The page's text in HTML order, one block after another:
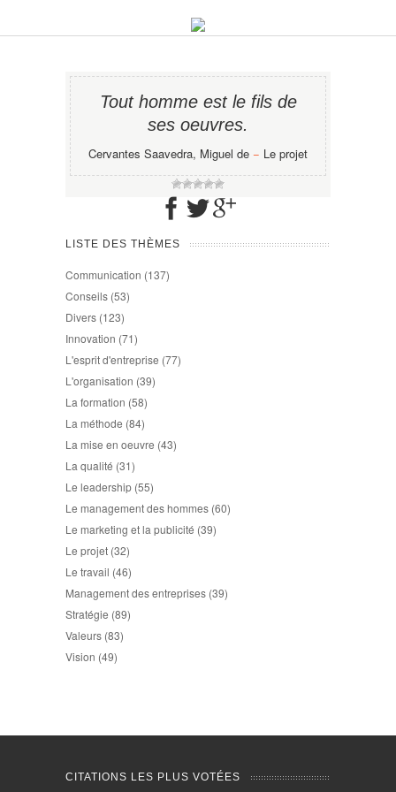
Tout homme est le fils de
ses oeuvres.
Cervantes Saavedra, Miguel de − Le projet
LISTE DES THÈMES
Communication (137)
Conseils (53)
Divers (123)
Innovation (71)
L'esprit d'entreprise (77)
L'organisation (39)
La formation (58)
La méthode (84)
La mise en oeuvre (43)
La qualité (31)
Le leadership (55)
Le management des hommes (60)
Le marketing et la publicité (39)
Le projet (32)
Le travail (46)
Management des entreprises (39)
Stratégie (89)
Valeurs (83)
Vision (49)
CITATIONS LES PLUS VOTÉES